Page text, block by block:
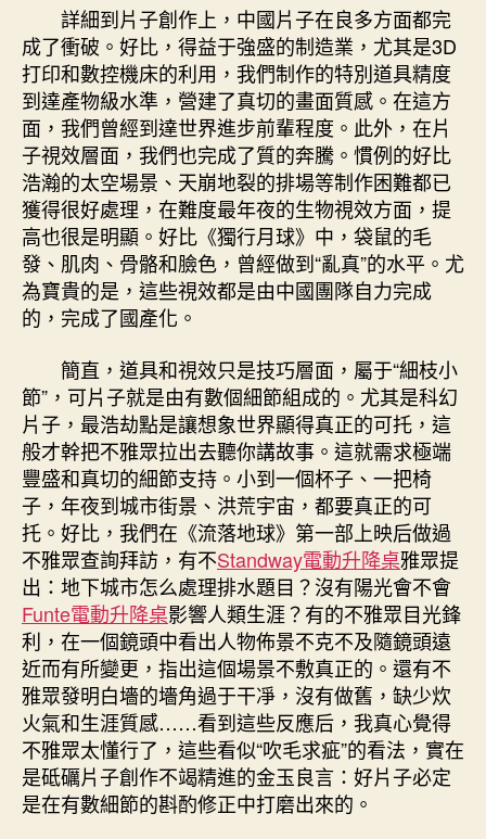
詳細到片子創作上，中國片子在良多方面都完
成了衝破。好比，得益于強盛的制造業，尤其是3D
打印和數控機床的利用，我們制作的特別道具精度
到達產物級水準，營建了真切的畫面質感。在這方
面，我們曾經到達世界進步前輩程度。此外，在片
子視效層面，我們也完成了質的奔騰。慣例的好比
浩瀚的太空場景、天崩地裂的排場等制作困難都已
獲得很好處理，在難度最年夜的生物視效方面，提
高也很是明顯。好比《獨行月球》中，袋鼠的毛
發、肌肉、骨骼和臉色，曾經做到“亂真”的水平。尤
為寶貴的是，這些視效都是由中國團隊自力完成
的，完成了國產化。
簡直，道具和視效只是技巧層面，屬于“細枝小
節”，可片子就是由有數個細節組成的。尤其是科幻
片子，最浩劫點是讓想象世界顯得真正的可托，這
般才幹把不雅眾拉出去聽你講故事。這就需求極端
豐盛和真切的細節支持。小到一個杯子、一把椅
子，年夜到城市街景、洪荒宇宙，都要真正的可
托。好比，我們在《流落地球》第一部上映后做過
不雅眾查詢拜訪，有不Standway電動升降桌雅眾提
出：地下城市怎么處理排水題目？沒有陽光會不會
Funte電動升降桌影響人類生涯？有的不雅眾目光鋒
利，在一個鏡頭中看出人物佈景不克不及隨鏡頭遠
近而有所變更，指出這個場景不敷真正的。還有不
雅眾發明白墻的墻角過于干凈，沒有做舊，缺少炊
火氣和生涯質感……看到這些反應后，我真心覺得
不雅眾太懂行了，這些看似“吹毛求疵”的看法，實在
是砥礪片子創作不竭精進的金玉良言：好片子必定
是在有數細節的斟酌修正中打磨出來的。